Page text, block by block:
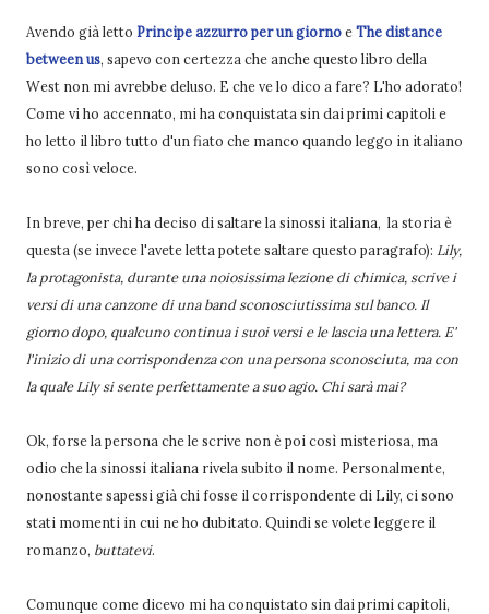
Avendo già letto Principe azzurro per un giornoeThe distance
between us, sapevo con certezza che anche questo libro della
West non mi avrebbe deluso. E che ve lo dico a fare? L'ho adorato!
Come vi ho accennato, mi ha conquistata sin dai primi capitoli e
ho letto il libro tutto d'un fiato che manco quando leggo in italiano
sono così veloce.
In breve, per chi ha deciso di saltare la sinossi italiana, la storia è
questa (se invece l'avete letta potete saltare questo paragrafo): Lily,
la protagonista, durante una noiosissima lezione di chimica, scrive i
versi di una canzone di una band sconosciutissima sul banco. Il
giorno dopo, qualcuno continua i suoi versi e le lascia una lettera. E'
l'inizio di una corrispondenza con una persona sconosciuta, ma con
la quale Lily si sente perfettamente a suo agio. Chi sarà mai?
Ok, forse la persona che le scrive non è poi così misteriosa, ma
odio che la sinossi italiana rivela subito il nome. Personalmente,
nonostante sapessi già chi fosse il corrispondente di Lily, ci sono
stati momenti in cui ne ho dubitato. Quindi se volete leggere il
romanzo, buttatevi.
Comunque come dicevo mi ha conquistato sin dai primi capitoli,